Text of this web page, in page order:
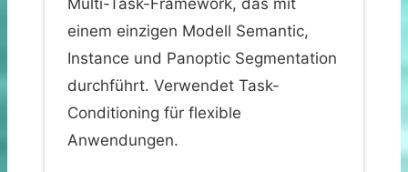
einem einzigen Modell Semantic,
Instance und Panoptic Segmentation
durchführt. Verwendet Task-
Conditioning für flexible
Anwendungen.